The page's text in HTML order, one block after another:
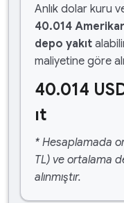
Anlık dolar kuru
40.014
depo yakıt
maliyetine göre
40.014
ıt
* Hesaplamada
TL) ve ortalama
alınmıştır.